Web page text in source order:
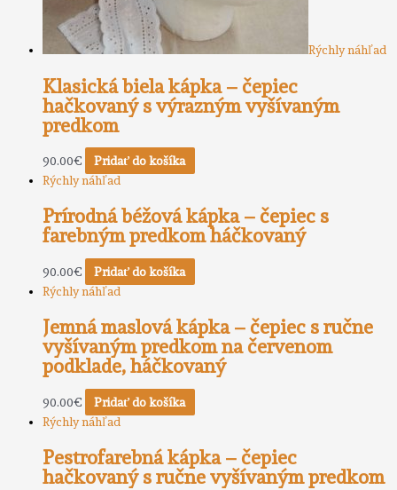
Rýchly náhľad
Klasická biela kápka – čepiec
hačkovaný s výrazným vyšívaným
predkom
90.00€
Pridať do košíka
Rýchly náhľad
Prírodná béžová kápka – čepiec s
farebným predkom háčkovaný
90.00€
Pridať do košíka
Rýchly náhľad
Jemná maslová kápka – čepiec s ručne
vyšívaným predkom na červenom
podklade, háčkovaný
90.00€
Pridať do košíka
Rýchly náhľad
Pestrofarebná kápka – čepiec
hačkovaný s ručne vyšívaným predkom